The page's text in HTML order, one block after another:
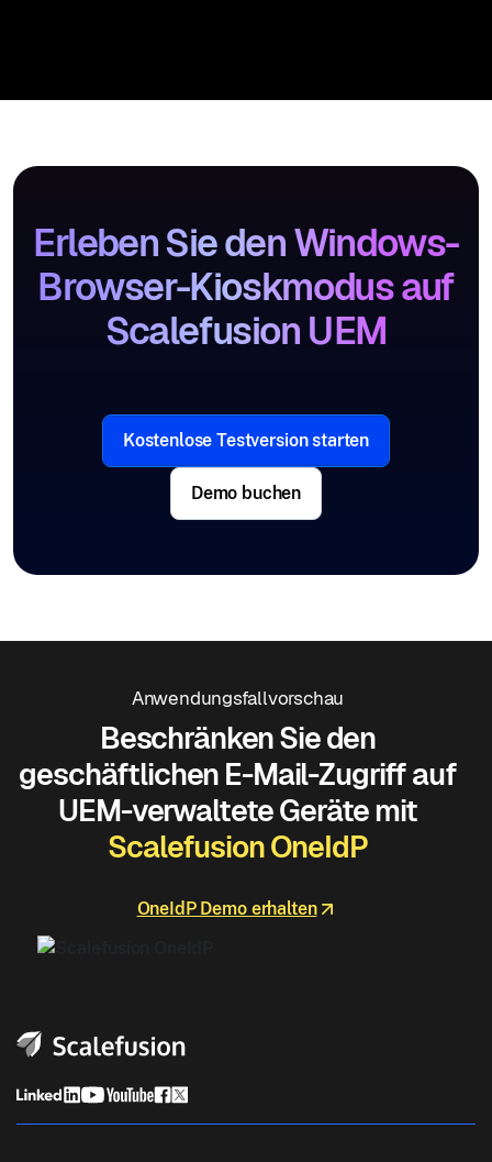
Erleben Sie den Windows-
Browser-Kioskmodus auf
Scalefusion UEM
Kostenlose Testversion starten
Demo buchen
Anwendungsfallvorschau
Beschränken Sie den
geschäftlichen E-Mail-Zugriff auf
UEM-verwaltete Geräte mit
Scalefusion OneIdP
OneIdP Demo erhalten